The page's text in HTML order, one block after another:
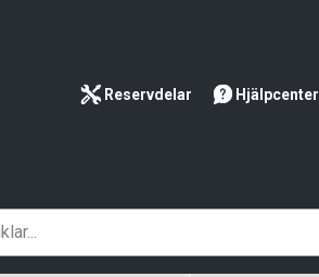
Reservdelar Hjälpcenter